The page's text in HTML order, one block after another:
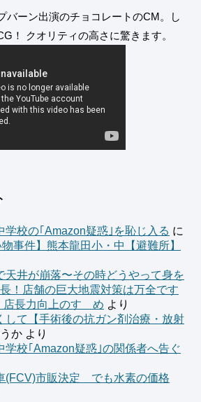
ーン出演のチョコレートのCM。し
！ クオリティの高さに驚きます。
学校の｢Amazon疑惑｣を恥じ入る に
物事件】熊本龍田小・中【避難所】
天井が崩落〜その時どうやって身を
！店舗の巨大地震対策は万全です
長力向上のすゝめ より
して【手術後の抗ガン剤治療・放射
か より
学校｢Amazon疑惑｣の関係者へ告ぐ
(FCV)市販決定 でも水素の価格